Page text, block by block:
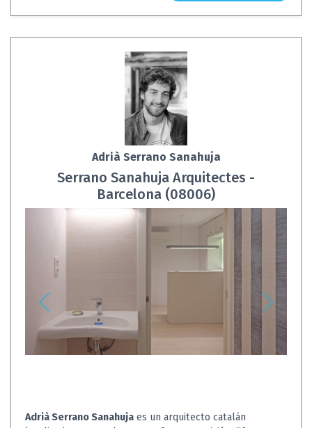
Adrià Serrano Sanahuja
Serrano Sanahuja Arquitectes -
Barcelona (08006)
Adrià Serrano Sanahuja es un arquitecto catalán